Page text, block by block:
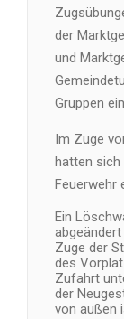
der
und
Gruppen
Im Zuge
hatten sich
Feuerwehr
Ein
Zuge der
des
Zufahrt
der
von außen